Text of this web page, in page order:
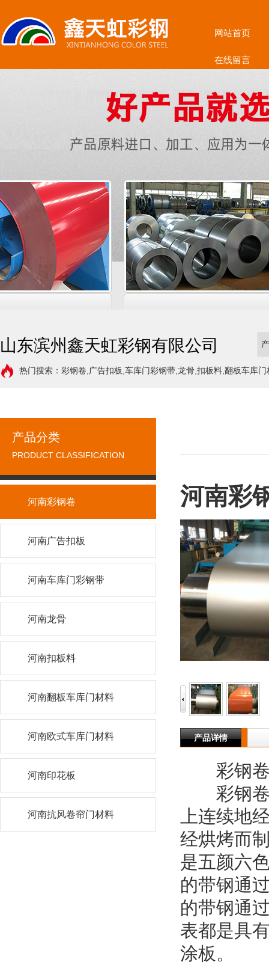
网站首页
在线留言
山东滨州鑫天虹彩钢有限公司
热门搜索：彩钢卷,广告扣板,车库门彩钢带,龙骨,扣板料,翻板车库
河南彩
产品详情
彩钢
彩钢卷
上连续地
经烘烤而
是五颜六
的带钢通
的带钢通
表都是具
涂板。
产品分类
PRODUCT CLASSIFICATION
河南彩钢卷
河南广告扣板
河南车库门彩钢带
河南龙骨
河南扣板料
河南翻板车库门材料
河南欧式车库门材料
河南印花板
河南抗风卷帘门材料